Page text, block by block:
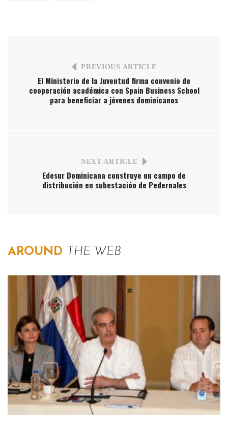
PREVIOUS ARTICLE
El Ministerio de la Juventud firma convenio de
cooperación académica con Spain Business School
para beneficiar a jóvenes dominicanos
NEXT ARTICLE
Edesur Dominicana construye un campo de
distribución en subestación de Pedernales
AROUND THE WEB